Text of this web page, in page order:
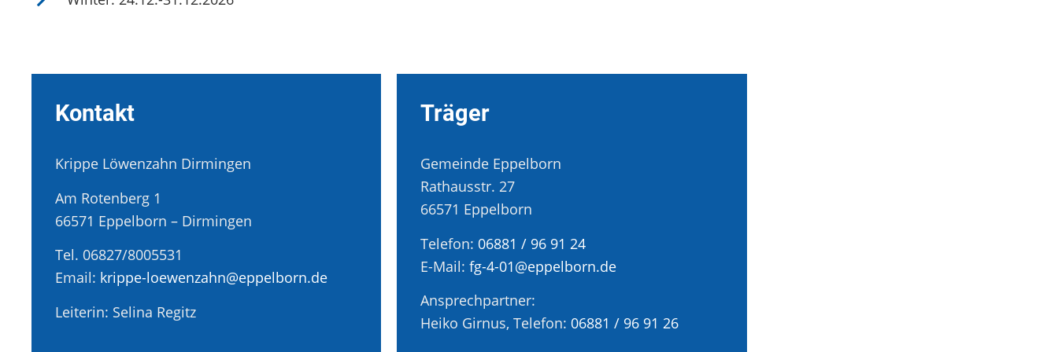
Kontakt
Krippe Löwenzahn Dirmingen
Am Rotenberg 1
66571 Eppelborn – Dirmingen
Tel. 06827/8005531
Email: krippe-loewenzahn@eppelborn.de
Leiterin: Selina Regitz
Träger
Gemeinde Eppelborn
Rathausstr. 27
66571 Eppelborn
Telefon: 06881 / 96 91 24
E-Mail:fg-4-01@eppelborn.de
Ansprechpartner:
Heiko Girnus, Telefon: 06881 / 96 91 26